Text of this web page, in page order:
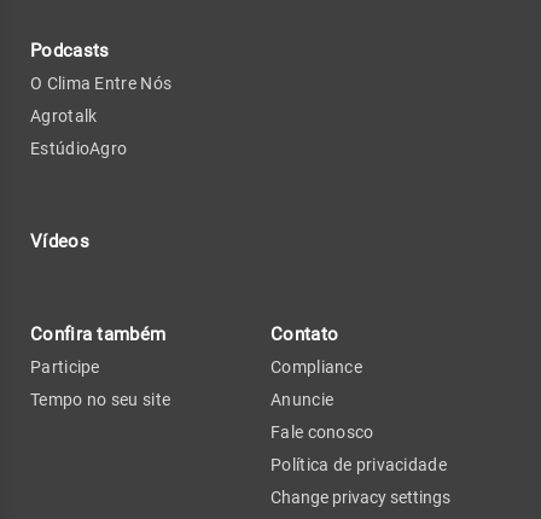
Podcasts
O Clima Entre Nós
Agrotalk
EstúdioAgro
Vídeos
Confira também
Participe
Tempo no seu site
Contato
Compliance
Anuncie
Fale conosco
Política de privacidade
Change privacy settings